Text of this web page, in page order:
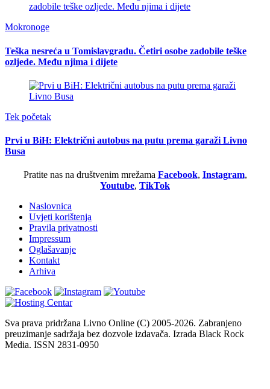
Mokronoge
Teška nesreća u Tomislavgradu. Četiri osobe zadobile teške
ozljede. Među njima i dijete
Tek početak
Prvi u BiH: Električni autobus na putu prema garaži Livno
Busa
Pratite nas na društvenim mrežama Facebook, Instagram,
Youtube, TikTok
Naslovnica
Uvjeti korištenja
Pravila privatnosti
Impressum
Oglašavanje
Kontakt
Arhiva
Sva prava pridržana Livno Online (C) 2005-2026. Zabranjeno
preuzimanje sadržaja bez dozvole izdavača. Izrada Black Rock
Media. ISSN 2831-0950